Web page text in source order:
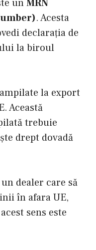
unMRN
. Acesta
declarația de
la biroul
la export
Această
trebuie
drept dovadă
dealer care să
în afara UE,
sens este